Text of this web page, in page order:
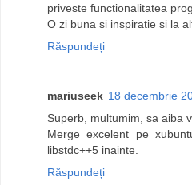
priveste functionalitatea
O zi buna si inspiratie si la
Răspundeți
mariuseek 18 decembrie
Superb, multumim, sa aiba
Merge excelent pe
libstdc++5 inainte.
Răspundeți